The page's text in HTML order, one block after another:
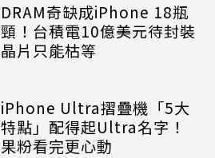
DRAM奇缺成iPhone 18瓶
頸！台積電10億美元待封裝
晶片只能枯等
iPhone Ultra摺疊機「5大
特點」配得起Ultra名字！
果粉看完更心動